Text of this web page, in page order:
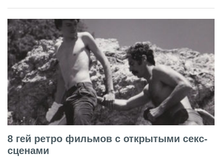
8 гей ретро фильмов с открытыми секс-
сценами